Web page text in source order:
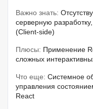
Важно знать:
серверную
(Client-side)
Плюсы: Применение
сложных
Что еще: Системное
управления
React